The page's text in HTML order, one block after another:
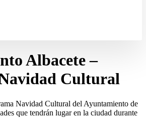
Albacete –
Cultural
Navidad Cultural del Ayuntamiento de
que tendrán lugar en la ciudad durante